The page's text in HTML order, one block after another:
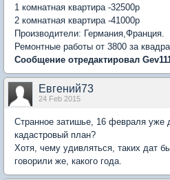
1 комнатная квартира -32500р
2 комнатная квартира -41000р
Производители: Германия,Франция.
Ремонтные работы от 3800 за
Сообщение отредактировал
Евгений73
24 Feb 2015
Странное затишье, 16 февраля уже
кадастровый план?
Хотя, чему удивляться, таких дат
говорили же, какого года.